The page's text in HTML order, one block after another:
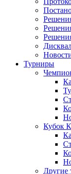
Турниры
Кубок
Другие